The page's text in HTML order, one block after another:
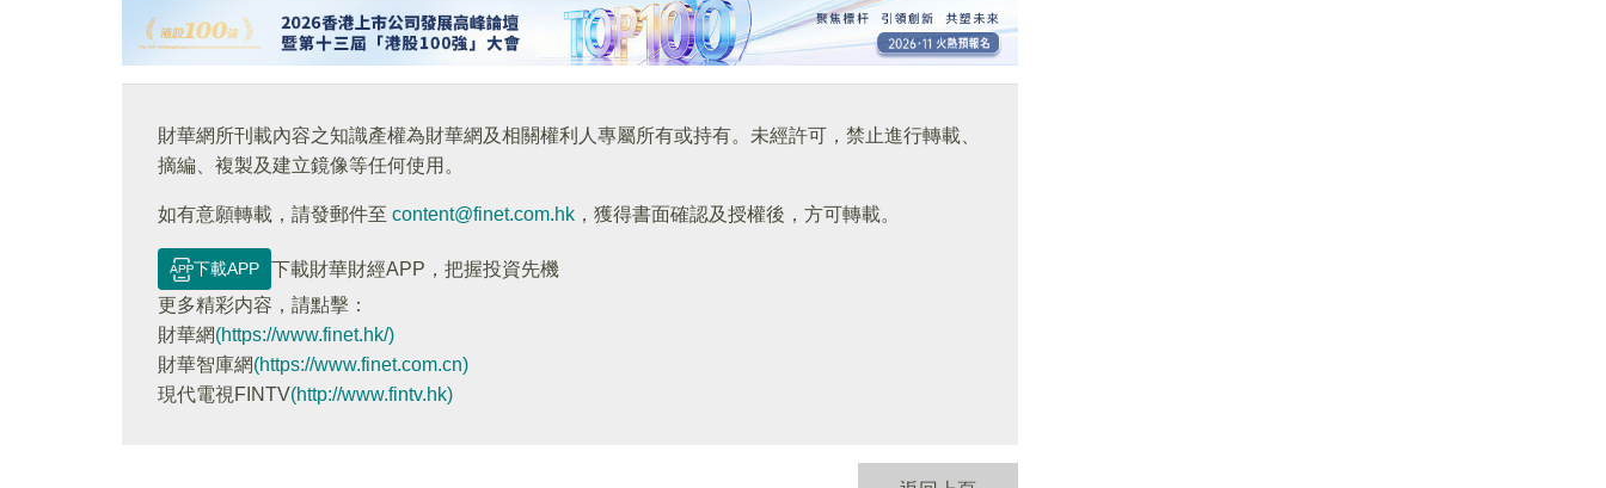
財華網所刊載內容之知識產權為財華網及相關權利人專屬所有或持有。未經許可，禁止進行轉載、
摘編、複製及建立鏡像等任何使用。
如有意願轉載，請發郵件至 content@finet.com.hk ，獲得書面確認及授權後，方可轉載。
下載APP
下載財華財經APP，把握投資先機
更多精彩内容，請點擊：
財華網(https://www.finet.hk/)
財華智庫網(https://www.finet.com.cn)
現代電視FINTV(http://www.fintv.hk)